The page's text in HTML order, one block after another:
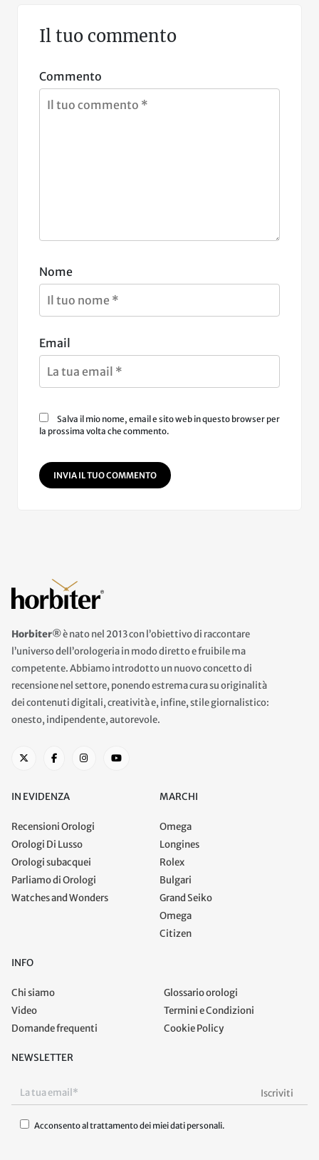
Il tuo commento
Commento
Nome
Email
Salva il mio nome, email e sito web in questo browser per
la prossima volta che commento.
INVIA IL TUO COMMENTO
Horbiter®è nato nel 2013 con l’obiettivo di raccontare
l’universo dell’orologeria in modo diretto e fruibile ma
competente. Abbiamo introdotto un nuovo concetto di
recensione nel settore, ponendo estrema cura su originalità
dei contenuti digitali, creatività e, infine, stile giornalistico:
onesto, indipendente, autorevole.
IN EVIDENZA
Recensioni Orologi
Orologi Di Lusso
Orologi subacquei
Parliamo di Orologi
Watches and Wonders
MARCHI
Omega
Longines
Rolex
Bulgari
Grand Seiko
Omega
Citizen
INFO
Chi siamo
Video
Domande frequenti
Glossario orologi
Termini e Condizioni
Cookie Policy
NEWSLETTER
Acconsento al trattamento dei miei dati personali.